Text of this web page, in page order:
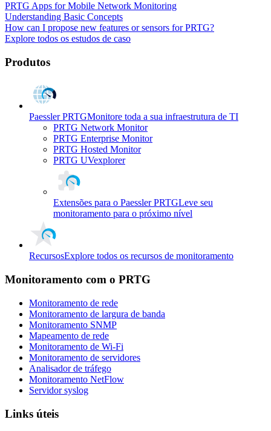
PRTG Apps for Mobile Network Monitoring
Understanding Basic Concepts
How can I propose new features or sensors for PRTG?
Explore todos os estudos de caso
Produtos
Paessler PRTGMonitore toda a sua infraestrutura de TI
PRTG Network Monitor
PRTG Enterprise Monitor
PRTG Hosted Monitor
PRTG UVexplorer
Extensões para o Paessler PRTGLeve seu
monitoramento para o próximo nível
RecursosExplore todos os recursos de monitoramento
Monitoramento com o PRTG
Monitoramento de rede
Monitoramento de largura de banda
Monitoramento SNMP
Mapeamento de rede
Monitoramento de Wi-Fi
Monitoramento de servidores
Analisador de tráfego
Monitoramento NetFlow
Servidor syslog
Links úteis